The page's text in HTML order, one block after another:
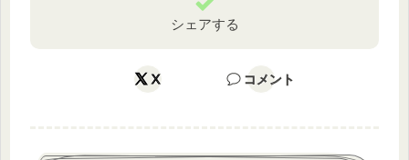
シェアする
X コメント